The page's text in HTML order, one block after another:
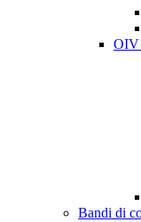
OIV
Bandi di